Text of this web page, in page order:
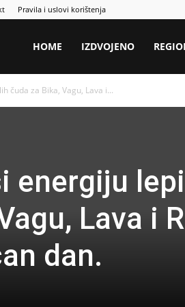
Pravila i uslovi korištenja
HOME IZDVOJENO
čuda za Bika, Vagu, Lava i...
energiju
Lava i
dan.